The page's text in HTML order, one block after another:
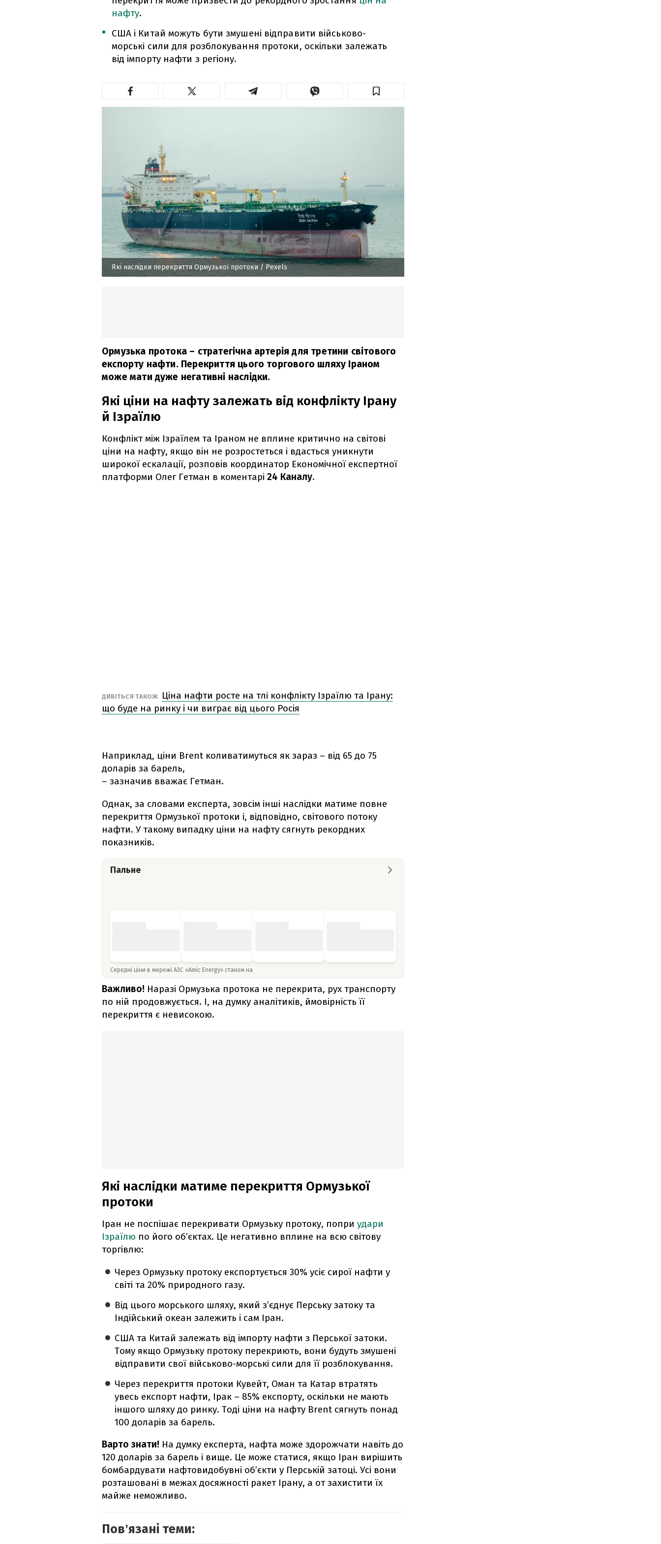
нафту.
США і Китай можуть бути змушені відправити військово-
морські сили для розблокування протоки, оскільки залежать
від імпорту нафти з регіону.
Які наслідки перекриття Ормузької протоки / Рexels
Ормузька протока – стратегічна артерія для третини світового
експорту нафти. Перекриття цього торгового шляху Іраном
може мати дуже негативні наслідки.
Які ціни на нафту залежать від конфлікту Ірану
й Ізраїлю
Конфлікт між Ізраїлем та Іраном не вплине критично на світові
ціни на нафту, якщо він не розростеться і вдасться уникнути
широкої ескалації, розповів координатор Економічної експертної
платформи Олег Гетман в коментарі 24 Каналу.
ДИВІТЬСЯ ТАКОЖ
Ціна нафти росте на тлі конфлікту Ізраїлю та Ірану:
що буде на ринку і чи виграє від цього Росія
Наприклад, ціни Brent коливатимуться як зараз – від 65 до 75
доларів за барель,
– зазначив вважає Гетман.
Однак, за словами експерта, зовсім інші наслідки матиме повне
перекриття Ормузької протоки і, відповідно, світового потоку
нафти. У такому випадку ціни на нафту сягнуть рекордних
показників.
Пальне
Середні ціни в мережі АЗС «Amic Energy» станом на
Важливо! Наразі Ормузька протока не перекрита, рух транспорту
по ній продовжується. І, на думку аналітиків, ймовірність її
перекриття є невисокою.
Які наслідки матиме перекриття Ормузької
протоки
Іран не поспішає перекривати Ормузьку протоку, попри удари
Ізраїлю по його об’єктах. Це негативно вплине на всю світову
торгівлю:
Через Ормузьку протоку експортується 30% усіє сирої нафти у
світі та 20% природного газу.
Від цього морського шляху, який з’єднує Перську затоку та
Індійський океан залежить і сам Іран.
США та Китай залежать від імпорту нафти з Перської затоки.
Тому якщо Ормузьку протоку перекриють, вони будуть змушені
відправити свої військово-морські сили для її розблокування.
Через перекриття протоки Кувейт, Оман та Катар втратять
увесь експорт нафти, Ірак – 85% експорту, оскільки не мають
іншого шляху до ринку. Тоді ціни на нафту Brent сягнуть понад
100 доларів за барель.
Варто знати! На думку експерта, нафта може здорожчати навіть до
120 доларів за барель і вище. Це може статися, якщо Іран вирішить
бомбардувати нафтовидобувні об’єкти у Перській затоці. Усі вони
розташовані в межах досяжності ракет Ірану, а от захистити їх
майже неможливо.
Повʼязані теми: